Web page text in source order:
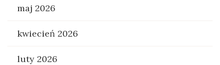
maj 2026
kwiecień 2026
luty 2026